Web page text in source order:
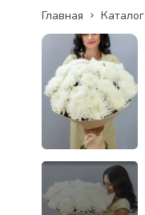
Главная Каталог